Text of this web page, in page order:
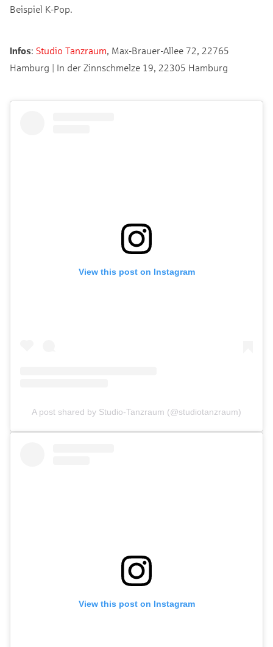
Beispiel K-Pop.
Infos: Studio Tanzraum, Max-Brauer-Allee 72, 22765
Hamburg | In der Zinnschmelze 19, 22305 Hamburg
View this post on Instagram
A post shared by Studio-Tanzraum (@studiotanzraum)
View this post on Instagram